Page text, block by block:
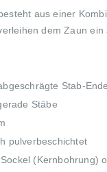
aus einer
dem Zaun
Stab-
Stäbe
pulverbeschichtet
(Kernbohrung)